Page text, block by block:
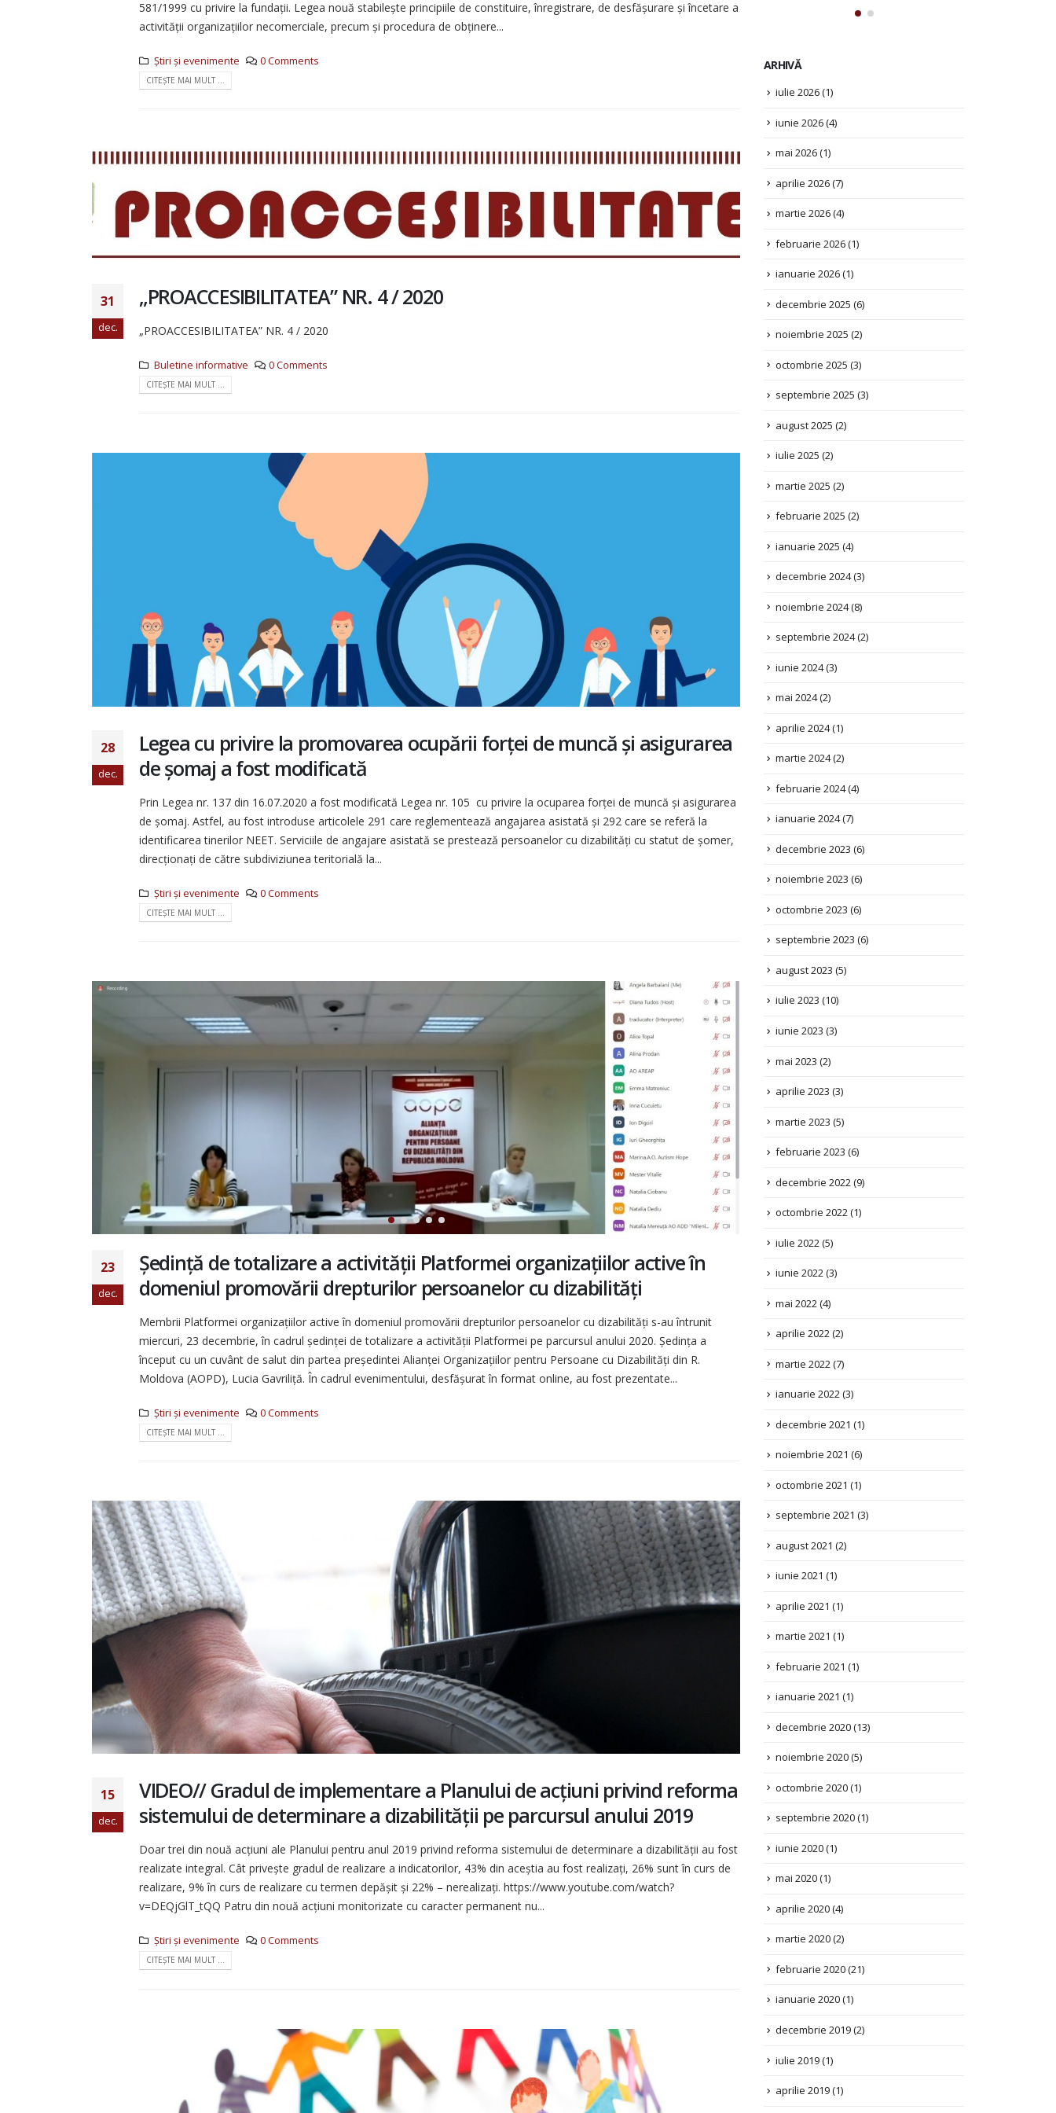
581/1999 cu privire la fundații. Legea nouă stabilește principiile de constituire, înregistrare, de desfășurare și încetare a
activității organizațiilor necomerciale, precum și procedura de obținere...
Știri și evenimente 0 Comments
CITEȘTE MAI MULT ...
31
dec.
„PROACCESIBILITATEA” NR. 4 / 2020
„PROACCESIBILITATEA” NR. 4 / 2020
Buletine informative 0 Comments
CITEȘTE MAI MULT ...
28
dec.
Legea cu privire la promovarea ocupării forței de muncă și asigurarea
de șomaj a fost modificată
Prin Legea nr. 137 din 16.07.2020 a fost modificată Legea nr. 105 cu privire la ocuparea forței de muncă și asigurarea
de șomaj. Astfel, au fost introduse articolele 291 care reglementează angajarea asistată și 292 care se referă la
identificarea tinerilor NEET. Serviciile de angajare asistată se prestează persoanelor cu dizabilități cu statut de șomer,
direcționați de către subdiviziunea teritorială la...
Știri și evenimente 0 Comments
CITEȘTE MAI MULT ...
23
dec.
Ședință de totalizare a activității Platformei organizațiilor active în
domeniul promovării drepturilor persoanelor cu dizabilități
Membrii Platformei organizațiilor active în domeniul promovării drepturilor persoanelor cu dizabilități s-au întrunit
miercuri, 23 decembrie, în cadrul ședinței de totalizare a activității Platformei pe parcursul anului 2020. Ședința a
început cu un cuvânt de salut din partea președintei Alianței Organizațiilor pentru Persoane cu Dizabilități din R.
Moldova (AOPD), Lucia Gavriliță. În cadrul evenimentului, desfășurat în format online, au fost prezentate...
Știri și evenimente 0 Comments
CITEȘTE MAI MULT ...
15
dec.
VIDEO// Gradul de implementare a Planului de acțiuni privind reforma
sistemului de determinare a dizabilității pe parcursul anului 2019
Doar trei din nouă acţiuni ale Planului pentru anul 2019 privind reforma sistemului de determinare a dizabilității au fost
realizate integral. Cât priveşte gradul de realizare a indicatorilor, 43% din aceştia au fost realizaţi, 26% sunt în curs de
realizare, 9% în curs de realizare cu termen depăşit şi 22% – nerealizaţi. https://www.youtube.com/watch?
v=DEQjGlT_tQQ Patru din nouă acţiuni monitorizate cu caracter permanent nu...
Știri și evenimente 0 Comments
CITEȘTE MAI MULT ...
iulie 2026
iunie 2026(4)
mai 2026(1)
aprilie 2026(7)
martie 2026 (4)
februarie 2026
ianuarie 2026(1)
decembrie 2025(6)
noiembrie 2025(2)
octombrie 2025 (3)
septembrie 2025(3)
august 2025 (2)
iulie 2025(2)
martie 2025(2)
februarie 2025
ianuarie 2025(4)
decembrie 2024(3)
noiembrie 2024(8)
septembrie 2024(2)
iunie 2024(3)
mai 2024(2)
aprilie 2024(1)
martie 2024 (2)
februarie 2024
ianuarie 2024(7)
decembrie 2023(6)
noiembrie 2023(6)
octombrie 2023 (6)
septembrie 2023(6)
august 2023 (5)
iulie 2023(10)
iunie 2023(3)
mai 2023(2)
aprilie 2023(3)
martie 2023 (5)
februarie 2023
decembrie 2022(9)
octombrie 2022(1)
iulie 2022(5)
iunie 2022(3)
mai 2022(4)
aprilie 2022(2)
martie 2022 (7)
ianuarie 2022(3)
decembrie 2021(1)
noiembrie 2021(6)
octombrie 2021 (1)
septembrie 2021(3)
august 2021 (2)
iunie 2021(1)
aprilie 2021(1)
martie 2021 (1)
februarie 2021
ianuarie 2021(1)
decembrie 2020(13)
noiembrie 2020(5)
octombrie 2020(1)
septembrie 2020(1)
iunie 2020(1)
mai 2020(1)
aprilie 2020(4)
martie 2020 (2)
februarie 2020
ianuarie 2020(1)
decembrie 2019(2)
iulie 2019(1)
aprilie 2019(1)
decembrie 2018